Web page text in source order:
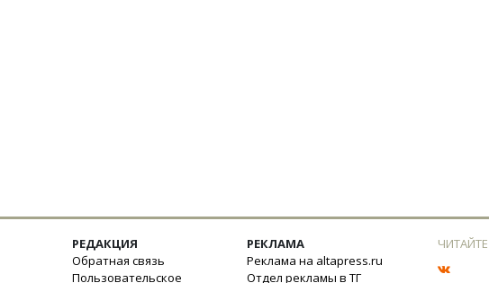
РЕДАКЦИЯ
Обратная связь
Пользовательское
РЕКЛАМА
Реклама на altapress.ru
Отдел рекламы в ТГ